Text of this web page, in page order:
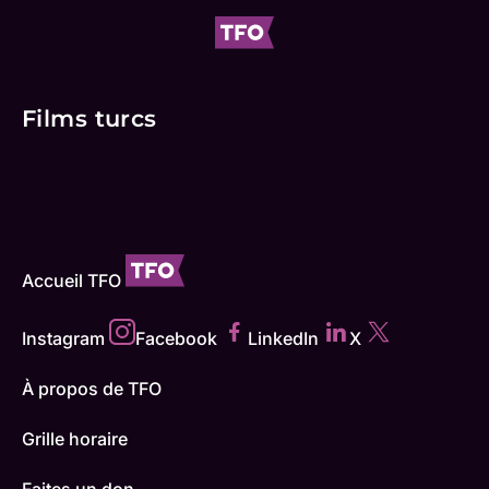
Films turcs
Accueil TFO
Instagram Facebook LinkedIn X
À propos de TFO
Grille horaire